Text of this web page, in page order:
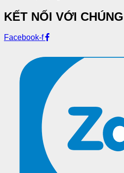
KẾT NỐI VỚI
Facebook-f